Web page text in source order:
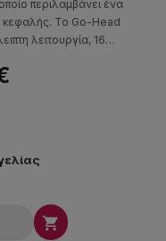
περιλαμβάνει ένα
κεφαλής. Το Go-Head
λειτουργία, 16
